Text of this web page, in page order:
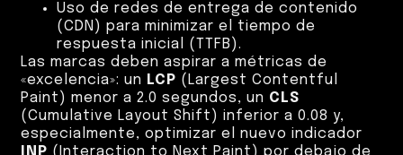
Uso de redes de entrega de contenido
(CDN) para minimizar el tiempo de
respuesta inicial (TTFB).
Las marcas deben aspirar a métricas de
«excelencia»: un LCP (Largest Contentful
Paint) menor a 2.0 segundos, un CLS
(Cumulative Layout Shift) inferior a 0.08 y,
especialmente, optimizar el nuevo indicador